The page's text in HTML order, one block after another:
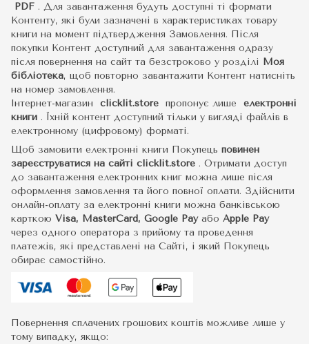
PDF . Для завантаження будуть доступні ті формати
Контенту, які були зазначені в характеристиках товару
книги на момент підтвердження Замовлення. Після
покупки Контент доступний для завантаження одразу
після повернення на сайт та безстроково у розділі Моя
бібліотека, щоб повторно завантажити Контент натисніть
на номер замовлення.
Інтернет-магазин clicklit.store пропонує лише електронні
книги . Їхній контент доступний тільки у вигляді файлів в
електронному (цифровому) форматі.
Щоб замовити електронні книги Покупець повинен
зареєструватися на сайті clicklit.store . Отримати доступ
до завантаження електронних книг можна лише після
оформлення замовлення та його повної оплати. Здійснити
онлайн-оплату за електронні книги можна банківською
карткою Visa, MasterCard, Google Pay або Apple Pay
через одного оператора з прийому та проведення
платежів, які представлені на Сайті, і який Покупець
обирає самостійно.
Повернення сплачених грошових коштів можливе лише у
тому випадку, якщо: